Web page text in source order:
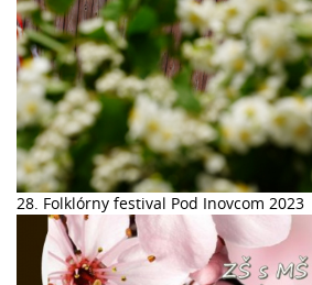
28. Folklórny festival Pod Inovcom 2023